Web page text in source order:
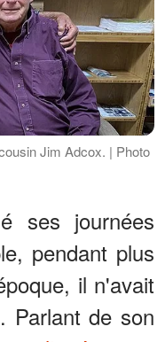
Jim Adcox. | Photo
ses journées
pendant plus
il n'avait
Parlant de son